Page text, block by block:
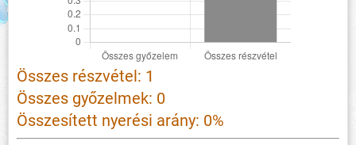
Összes részvétel: 1
Összes győzelmek: 0
Összesített nyerési arány: 0%